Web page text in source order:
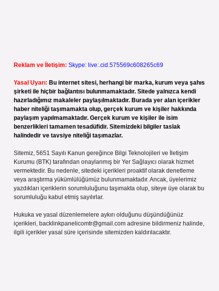
Reklam ve İletişim: Skype: live:.cid.575569c608265c69
Yasal Uyarı: Bu internet sitesi, herhangi bir marka, kurum veya şahıs
şirketi ile hiçbir bağlantısı bulunmamaktadır. Sitede yalnızca kendi
hazırladığımız makaleler paylaşılmaktadır. Burada yer alan içerikler
haber niteliği taşımamakta olup, gerçek kurum ve kişiler hakkında
paylaşım yapılmamaktadır. Gerçek kurum ve kişiler ile isim
benzerlikleri tamamen tesadüfidir. Sitemizdeki bilgiler taslak
halindedir ve tavsiye niteliği taşımazlar.
Sitemiz, 5651 Sayılı Kanun gereğince Bilgi Teknolojileri ve İletişim
Kurumu (BTK) tarafından onaylanmış bir Yer Sağlayıcı olarak hizmet
vermektedir. Bu nedenle, sitedeki içerikleri proaktif olarak denetleme
veya araştırma yükümlülüğümüz bulunmamaktadır. Ancak, üyelerimiz
yazdıkları içeriklerin sorumluluğunu taşımakta olup, siteye üye olarak bu
sorumluluğu kabul etmiş sayılırlar.
Hukuka ve yasal düzenlemelere aykırı olduğunu düşündüğünüz
içerikleri, backlinkpanelicomtr@gmail.com adresine bildirmeniz halinde,
ilgili içerikler yasal süre içerisinde sitemizden kaldırılacaktır.